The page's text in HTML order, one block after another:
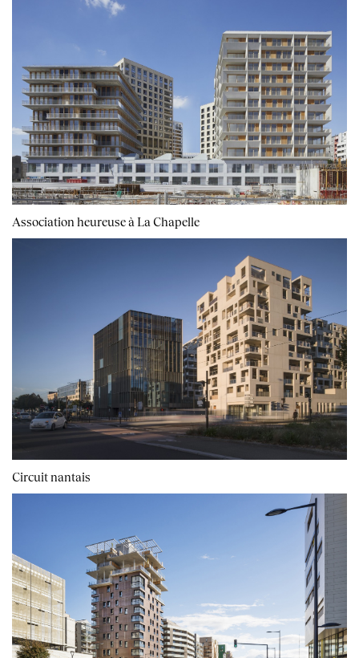
Association heureuse à La Chapelle
Circuit nantais